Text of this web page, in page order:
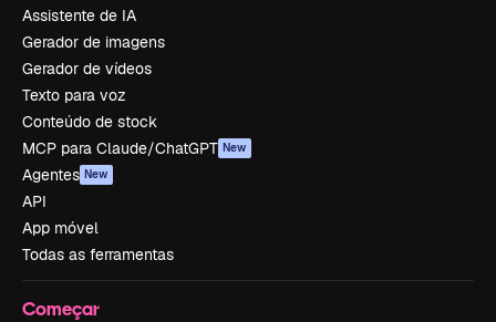
Assistente de IA
Gerador de imagens
Gerador de vídeos
Texto para voz
Conteúdo de stock
MCP para Claude/ChatGPT New
Agentes New
API
App móvel
Todas as ferramentas
Começar